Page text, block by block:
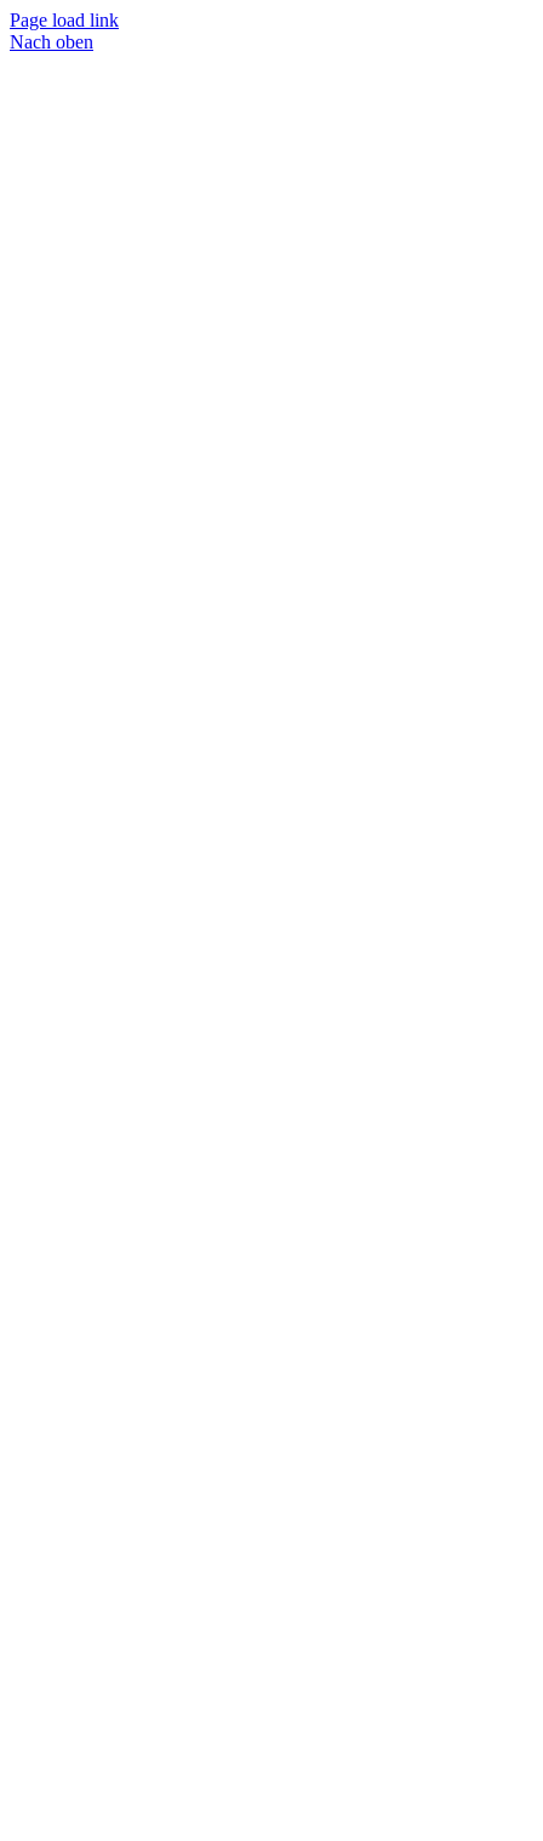
Page load link
Nach oben